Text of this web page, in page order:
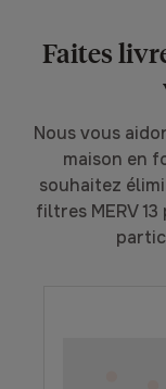
Faites
Nous vous
maison en
souhaitez
filtres MERV